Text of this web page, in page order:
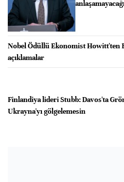
Nobel Ödüllü Ekonomist Howitt'ten
açıklamalar
Finlandiya lideri Stubb: Davos'ta
Ukrayna'yı gölgelemesin